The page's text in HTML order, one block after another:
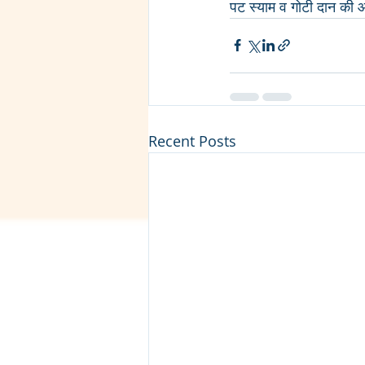
पट स्याम व गोटी दान की
Recent Posts